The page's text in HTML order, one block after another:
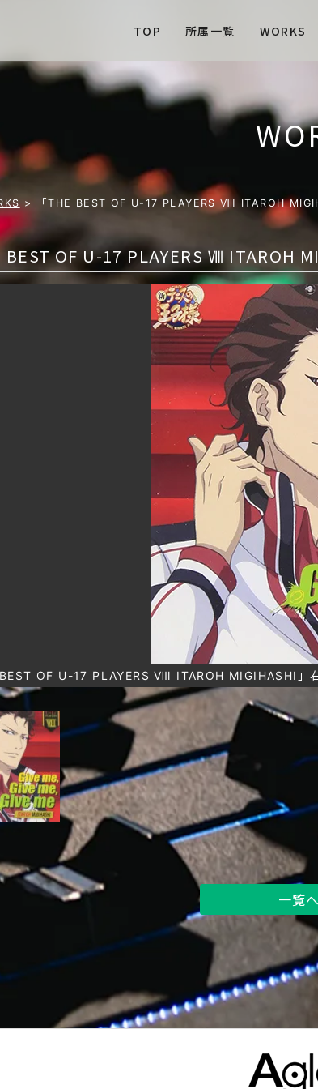
TOP 所属一覧 WORKS
> 「THE BEST OF U-17 PLAYERS Ⅷ ITAROH
BEST OF U-17 PLAYERS Ⅷ ITAROH
BEST OF U-17 PLAYERS Ⅷ ITAROH MIGIHASHI」
一覧